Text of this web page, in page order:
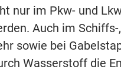
nur im Pkw- und
Auch im Schiffs-
sowie bei
Wasserstoff die